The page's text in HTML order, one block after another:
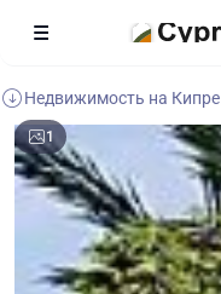
Недвижимость на Кипре
1